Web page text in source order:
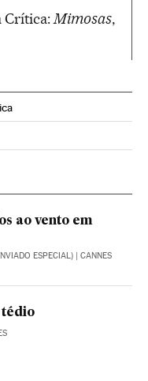
Crítica: Mimosas,
ao vento em
ESPECIAL) | CANNES
tédio